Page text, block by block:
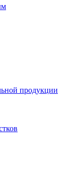
продукции